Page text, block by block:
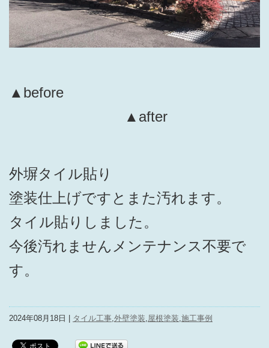
▲before
▲after
外塀タイル貼り
塗装仕上げですとまた汚れます。
タイル貼りしました。
今後汚れませんメンテナンス不要で
す。
2024年08月18日 | タイル工事 外壁塗装 屋根塗装 施工事例